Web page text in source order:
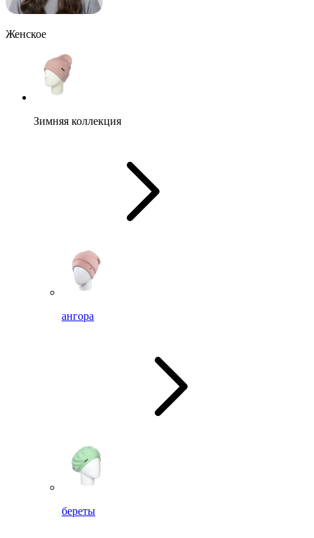
Женское
Зимняя коллекция
ангора
береты